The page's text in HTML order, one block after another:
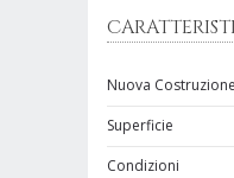
Nuova Costruzione
Superficie
Condizioni